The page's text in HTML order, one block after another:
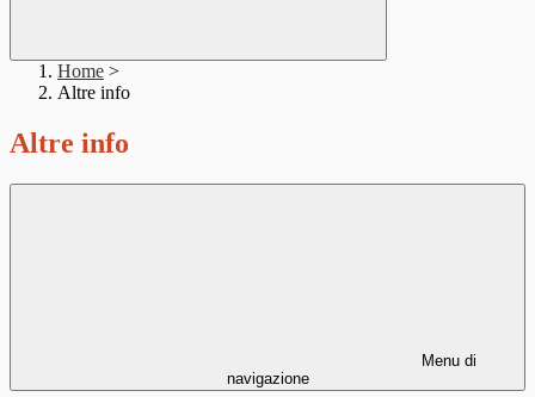
Home >
Altre info
Altre info
Menu di
navigazione